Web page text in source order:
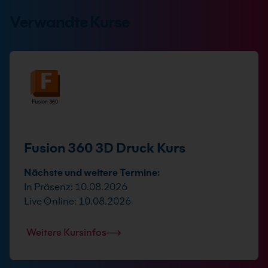
Fusion 360 3D Druck Kurs
Nächste und weitere Termine:
In Präsenz: 10.08.2026
Live Online: 10.08.2026
Weitere Kursinfos